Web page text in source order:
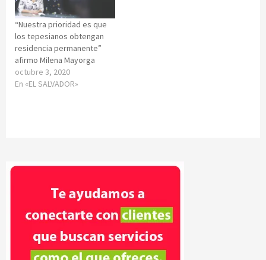
“Nuestra prioridad es que
los tepesianos obtengan
residencia permanente”
afirmo Milena Mayorga
octubre 3, 2020
En «EL SALVADOR»